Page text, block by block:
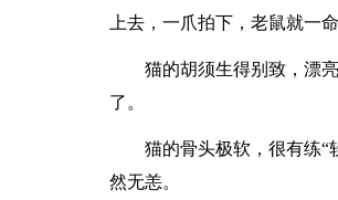
上去，一爪拍下，老鼠就一命
猫的胡须生得别致，漂
了。
猫的骨头极软，很有练“
然无恙。